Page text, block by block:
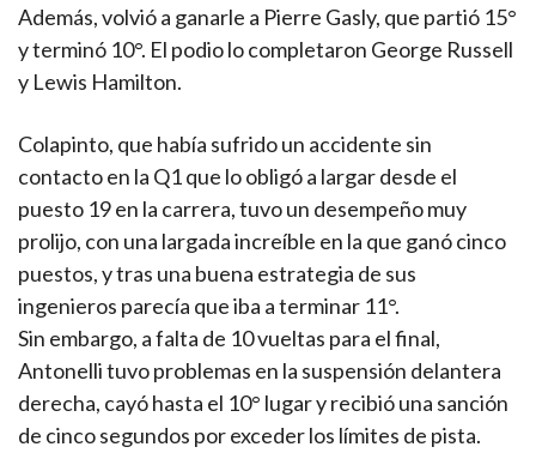
Además, volvió a ganarle a Pierre Gasly, que partió 15°
y terminó 10°. El podio lo completaron George Russell
y Lewis Hamilton.
Colapinto, que había sufrido un accidente sin
contacto en la Q1 que lo obligó a largar desde el
puesto 19 en la carrera, tuvo un desempeño muy
prolijo, con una largada increíble en la que ganó cinco
puestos, y tras una buena estrategia de sus
ingenieros parecía que iba a terminar 11°.
Sin embargo, a falta de 10 vueltas para el final,
Antonelli tuvo problemas en la suspensión delantera
derecha, cayó hasta el 10° lugar y recibió una sanción
de cinco segundos por exceder los límites de pista.